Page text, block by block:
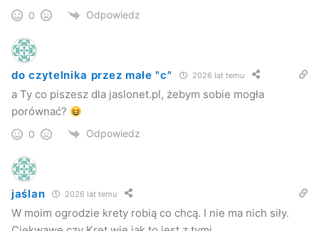
0 Odpowiedz
do czytelnika przez małe "c" 2026 lat temu
a Ty co piszesz dla jaslonet.pl, żebym sobie mogła
porównać?
0 Odpowiedz
jaślan 2026 lat temu
W moim ogrodzie krety robią co chcą. I nie ma nich siły.